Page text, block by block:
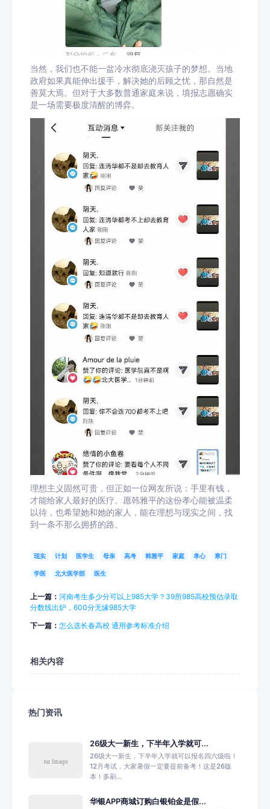
当然，我们也不能一盆冷水彻底浇灭孩子的梦想。当地
政府如果真能伸出援手，解决她的后顾之忧，那自然是
善莫大焉。但对于大多数普通家庭来说，填报志愿确实
是一场需要极度清醒的博弈。
理想主义固然可贵，但正如一位网友所说：手里有钱，
才能给家人最好的医疗。愿韩雅平的这份孝心能被温柔
以待，也希望她和她的家人，能在理想与现实之间，找
到一条不那么拥挤的路。
现实 计划 医学生 母亲 高考 韩雅平 家庭 孝心 寒门
学医 北大医学部 医生
上一篇： 河南考生多少分可以上985大学？39所985高校预估录取
分数线出炉，600分无缘985大学
下一篇： 怎么选长春高校 通用参考标准介绍
相关内容
热门资讯
26级大一新生，下半年入学就可...
26级大一新生，下半年入学就可以报名四六级啦！
12月考试，大家暑假一定要提前备考！这是26版
本！多刷...
华银APP商城订购白银铂金是假...